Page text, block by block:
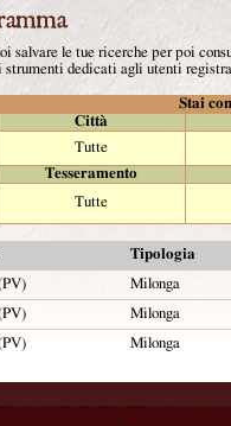
salvare le tue ricerche per poi
strumenti dedicati agli utenti
Stai
Città
Tutte
Tesseramento
Tutte
Tipologia
Milonga
Milonga
Milonga